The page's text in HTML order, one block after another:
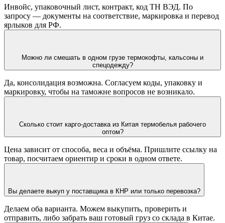
Инвойс, упаковочный лист, контракт, код ТН ВЭД. По
запросу — документы на соответствие, маркировка и перевод
ярлыков для РФ.
Можно ли смешать в одном грузе термокофты, кальсоны и
спецодежду?
Да, консолидация возможна. Согласуем коды, упаковку и
маркировку, чтобы на таможне вопросов не возникало.
Сколько стоит карго-доставка из Китая термобелья рабочего
оптом?
Цена зависит от способа, веса и объёма. Пришлите ссылку на
товар, посчитаем ориентир и сроки в одном ответе.
Вы делаете выкуп у поставщика в КНР или только перевозка?
Делаем оба варианта. Можем выкупить, проверить и
отправить, либо забрать ваш готовый груз со склада в Китае.